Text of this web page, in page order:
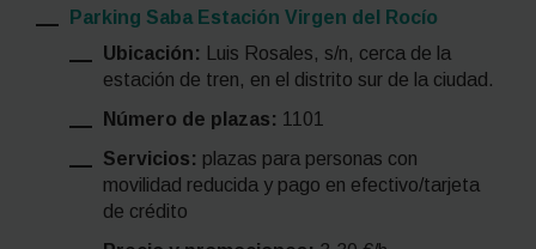
Parking Saba Estación Virgen del Rocío
Ubicación:
Luis Rosales, s/n, cerca de la
estación de tren, en el distrito sur de la ciudad.
Número de plazas: 1101
Servicios: plazas para personas con
movilidad reducida y pago en efectivo/tarjeta
de crédito